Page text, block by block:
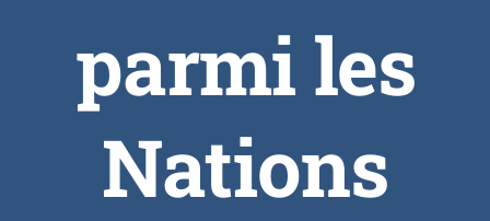
parmi les
Nations